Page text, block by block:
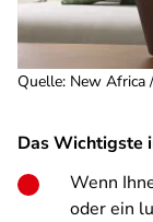
Quelle: New Africa
Das Wichtigste
Wenn
oder ein